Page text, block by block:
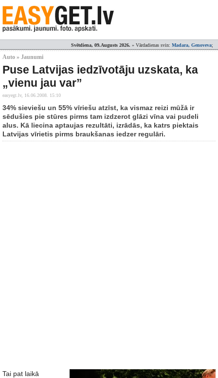
Svētdiena, 09.Augusts 2026. » Vārdadienas svin: Madara, Genoveva;
Auto » Jaunumi
Puse Latvijas iedzīvotāju uzskata, ka
„vienu jau var”
easyegt.lv, 16.06.2008. 15:10
34% sieviešu un 55% vīriešu atzīst, ka vismaz reizi mūžā ir
sēdušies pie stūres pirms tam izdzerot glāzi vīna vai pudeli
alus. Kā liecina aptaujas rezultāti, izrādās, ka katrs piektais
Latvijas vīrietis pirms braukšanas iedzer regulāri.
Tai pat laikā